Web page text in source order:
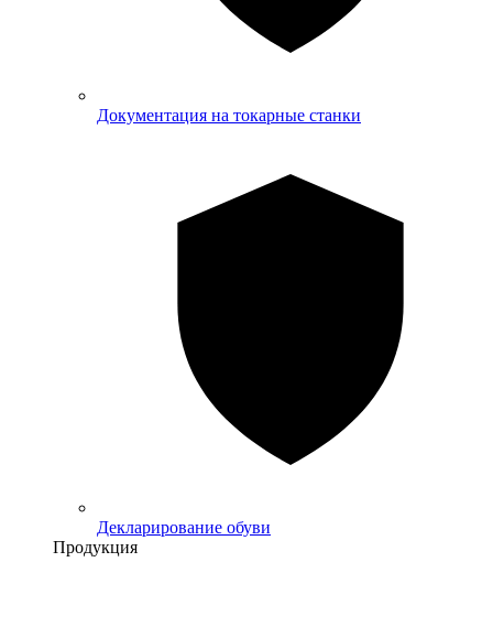
Документация на токарные станки
Декларирование обуви
Продукция